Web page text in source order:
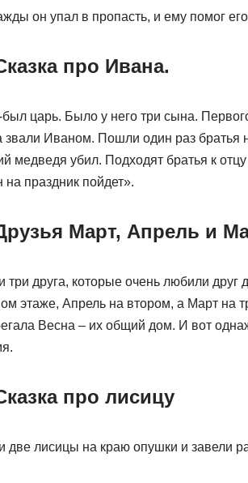
он упал в пропасть, и ему помог
про Ивана.
царь. Было у него три сына.
звали Иваном. Пошли один раз братья
медведя убил. Подходят братья к
на праздник пойдет».
Март, Апрель и
три друга, которые очень любили
этаже, Апрель на втором, а Март на
Весна – их общий дом. И вот
про лисицу
две лисицы на краю опушки и завели